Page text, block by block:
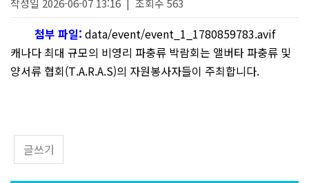
작성일 2026-06-07 13:16 | 조회수 563
첨부 파일: data/event/event_1_1780859783.avif
캐나다 최대 규모의 비영리 파충류 박람회는 앨버타 파충류 및
양서류 협회(T.A.R.A.S)의 자원봉사자들이 주최합니다.
글쓰기